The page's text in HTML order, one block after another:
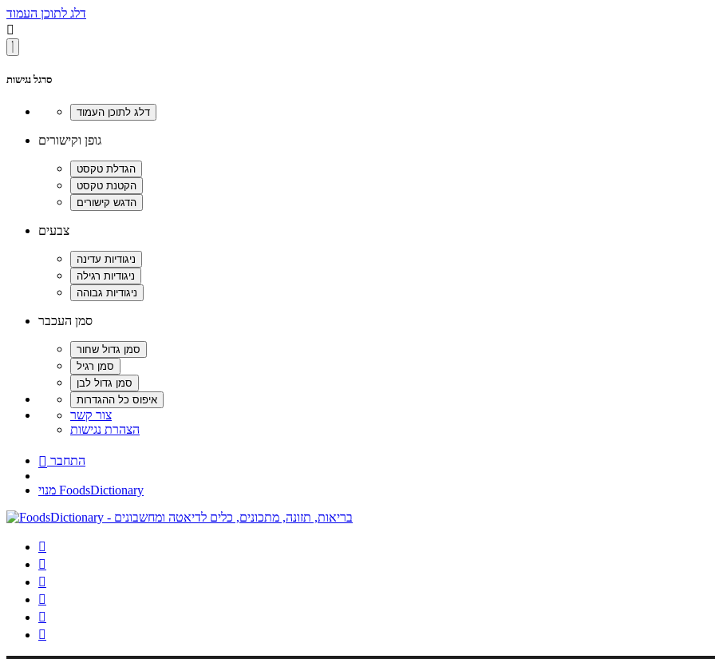
דלג לתוכן העמוד

סרגל נגישות
גופן וקישורים
צבעים
סמן העכבר
צור קשר
הצהרת נגישות
 התחבר
מנוי FoodsDictionary





